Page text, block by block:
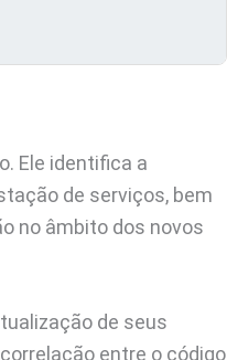
Ele identifica a
de serviços, bem
no âmbito dos novos
de seus
entre o código